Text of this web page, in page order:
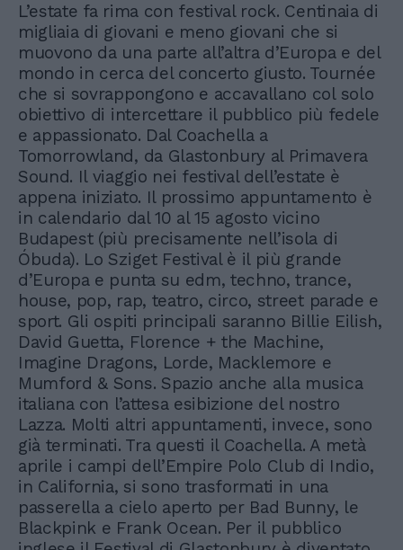
L’estate fa rima con festival rock. Centinaia di
migliaia di giovani e meno giovani che si
muovono da una parte all’altra d’Europa e del
mondo in cerca del concerto giusto. Tournée
che si sovrappongono e accavallano col solo
obiettivo di intercettare il pubblico più fedele
e appassionato. Dal Coachella a
Tomorrowland, da Glastonbury al Primavera
Sound. Il viaggio nei festival dell’estate è
appena iniziato. Il prossimo appuntamento è
in calendario dal 10 al 15 agosto vicino
Budapest (più precisamente nell’isola di
Óbuda). Lo Sziget Festival è il più grande
d’Europa e punta su edm, techno, trance,
house, pop, rap, teatro, circo, street parade e
sport. Gli ospiti principali saranno Billie Eilish,
David Guetta, Florence + the Machine,
Imagine Dragons, Lorde, Macklemore e
Mumford & Sons. Spazio anche alla musica
italiana con l’attesa esibizione del nostro
Lazza. Molti altri appuntamenti, invece, sono
già terminati. Tra questi il Coachella. A metà
aprile i campi dell’Empire Polo Club di Indio,
in California, si sono trasformati in una
passerella a cielo aperto per Bad Bunny, le
Blackpink e Frank Ocean. Per il pubblico